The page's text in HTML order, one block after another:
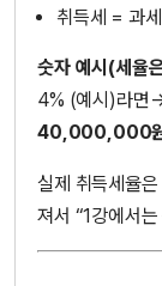
취득세 = 과
숫자 예시(세율
4% (예시)라
40,000,000
실제 취득세율
져서 “1강에서